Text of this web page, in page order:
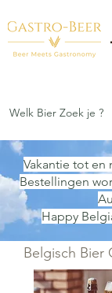
Vakantie tot en
Bestellingen
Happy
Belgisch Bier